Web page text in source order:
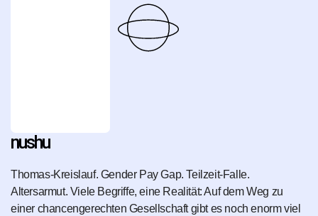
nushu
Thomas-Kreislauf. Gender Pay Gap. Teilzeit-Falle.
Altersarmut. Viele Begriffe, eine Realität: Auf dem Weg zu
einer chancengerechten Gesellschaft gibt es noch enorm viel